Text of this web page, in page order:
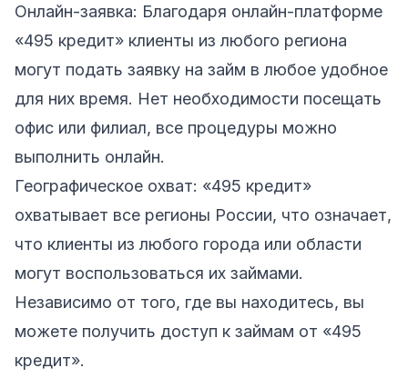
Онлайн-заявка: Благодаря онлайн-платформе
«495 кредит» клиенты из любого региона
могут подать заявку на займ в любое удобное
для них время. Нет необходимости посещать
офис или филиал, все процедуры можно
выполнить онлайн.
Географическое охват: «495 кредит»
охватывает все регионы России, что означает,
что клиенты из любого города или области
могут воспользоваться их займами.
Независимо от того, где вы находитесь, вы
можете получить доступ к займам от «495
кредит».